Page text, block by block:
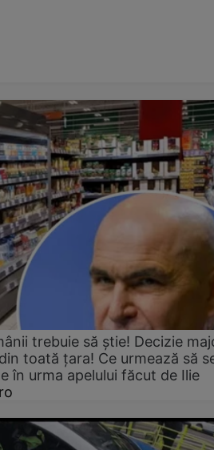
trebuie să știe! Decizie
toată țara! Ce urmează să
în urma apelului făcut de Ilie